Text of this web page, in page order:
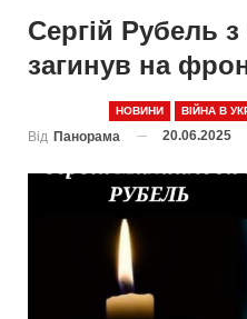
Сергій Рубель
загинув на
НОВИНИ ВІЙНА В
Від Панорама 20.06.2025